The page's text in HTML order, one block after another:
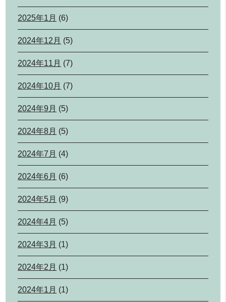
2025年1月 (6)
2024年12月 (5)
2024年11月 (7)
2024年10月 (7)
2024年9月 (5)
2024年8月 (5)
2024年7月 (4)
2024年6月 (6)
2024年5月 (9)
2024年4月 (5)
2024年3月 (1)
2024年2月 (1)
2024年1月 (1)